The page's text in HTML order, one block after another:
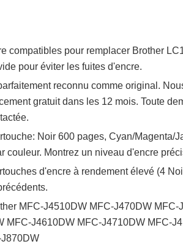
compatibles pour remplacer Brother
pour éviter les fuites d'encre.
reconnu comme original.
gratuit dans les 12 mois. Toute
Noir 600 pages, Cyan/Magenta/
couleur. Montrez un niveau d'encre
d'encre à rendement élevé (4
MFC-J4510DW MFC-J470DW
MFC-J4610DW MFC-J4710DW MFC-